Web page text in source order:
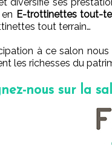
E-trottinettes tout-
tout terrain…
à ce salon
les richesses du
nous sur la